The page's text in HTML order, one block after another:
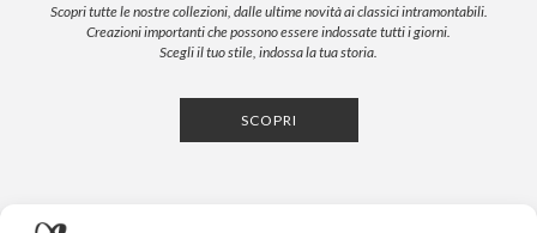
Scopri tutte le nostre collezioni, dalle ultime novità ai classici intramontabili.
Creazioni importanti che possono essere indossate tutti i giorni.
Scegli il tuo stile, indossa la tua storia.
SCOPRI